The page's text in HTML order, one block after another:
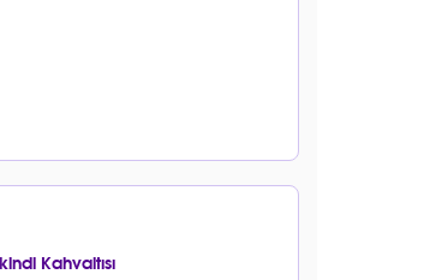
İkindi Kahvaltısı